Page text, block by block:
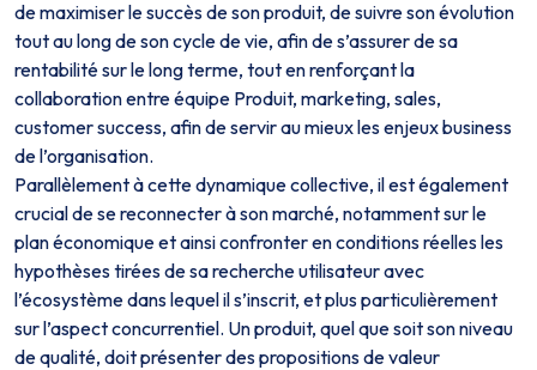
de maximiser le succès de son produit, de suivre son évolution
tout au long de son cycle de vie, afin de s’assurer de sa
rentabilité sur le long terme, tout en renforçant la
collaboration entre équipe Produit, marketing, sales,
customer success, afin de servir au mieux les enjeux business
de l’organisation.
Parallèlement à cette dynamique collective, il est également
crucial de se reconnecter à son marché, notamment sur le
plan économique et ainsi confronter en conditions réelles les
hypothèses tirées de sa recherche utilisateur avec
l’écosystème dans lequel il s’inscrit, et plus particulièrement
sur l’aspect concurrentiel. Un produit, quel que soit son niveau
de qualité, doit présenter des propositions de valeur